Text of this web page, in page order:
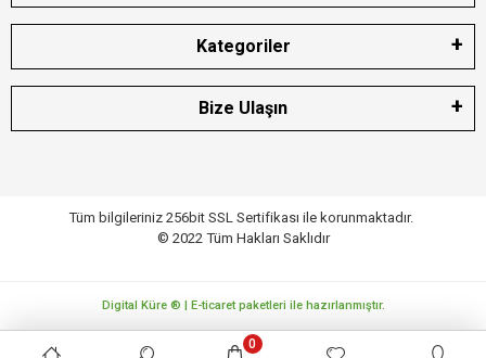
Kategoriler
Bize Ulaşın
Tüm bilgileriniz 256bit SSL Sertifikası ile korunmaktadır.
© 2022 Tüm Hakları Saklıdır
0
Digital Küre ® | E-ticaret paketleri ile hazırlanmıştır.